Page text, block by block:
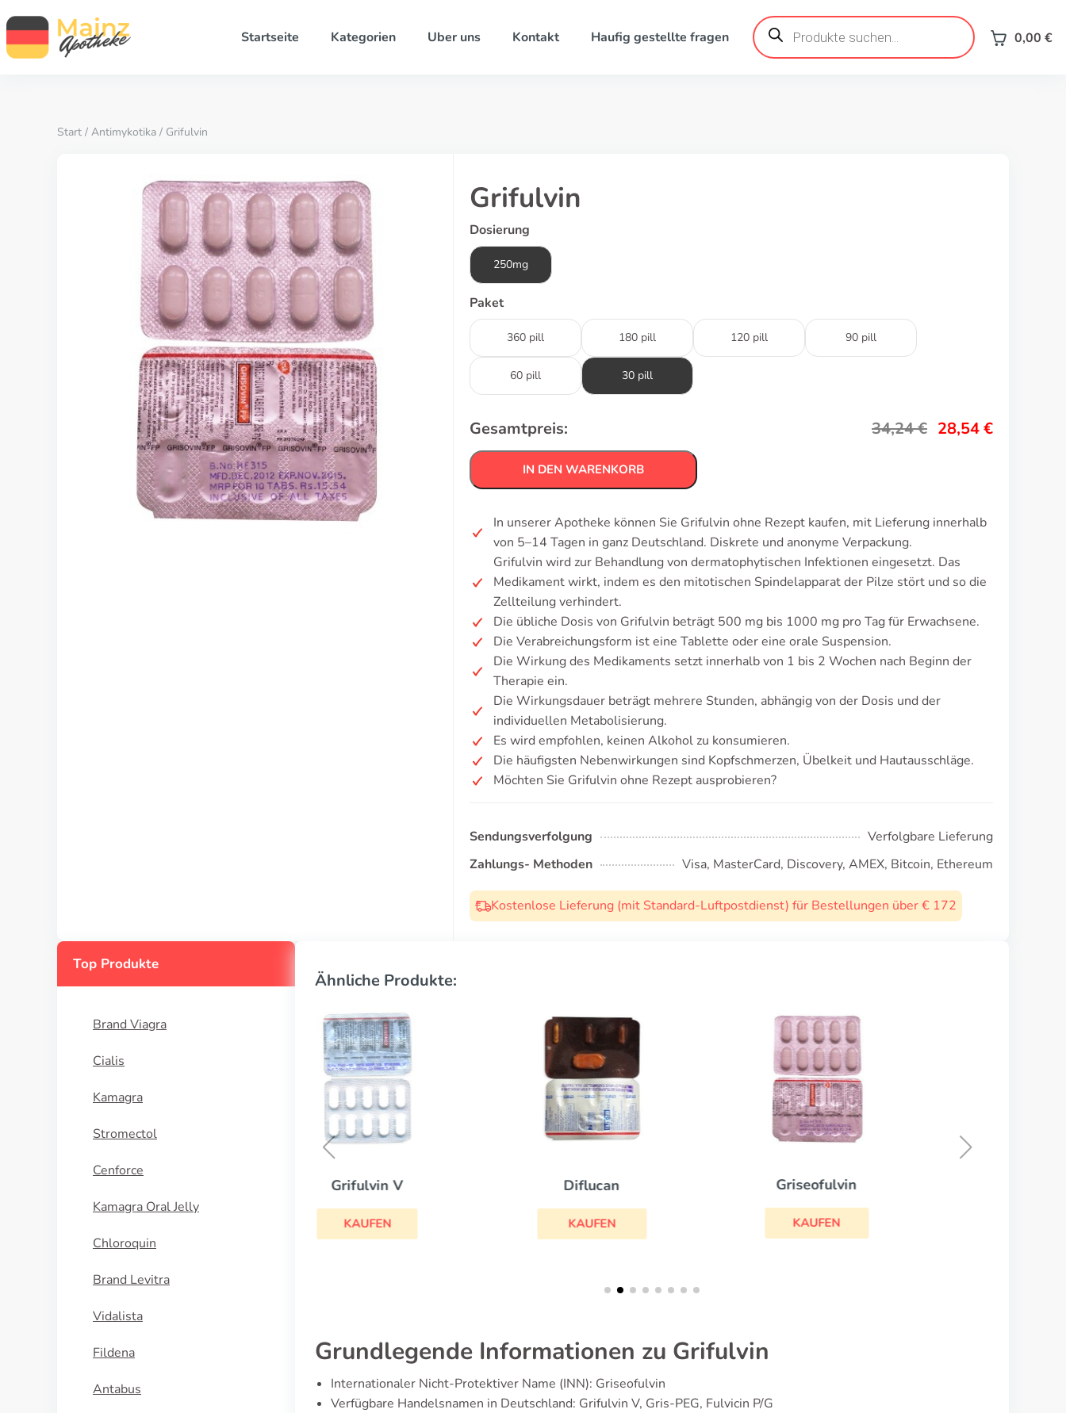
Startseite Kategorien Uber uns Kontakt Haufig gestellte fragen
Products
search 0,00 €
Start / Antimykotika / Grifulvin
Grifulvin
Dosierung
250mg
Paket
360 pill 180 pill 120 pill 90 pill
60 pill 30 pill
Gesamtpreis: 34,24€ 28,54€
IN DEN WARENKORB
In unserer Apotheke können Sie Grifulvin ohne Rezept kaufen, mit Lieferung innerhalb
von 5–14 Tagen in ganz Deutschland. Diskrete und anonyme Verpackung.
Grifulvin wird zur Behandlung von dermatophytischen Infektionen eingesetzt. Das
Medikament wirkt, indem es den mitotischen Spindelapparat der Pilze stört und so die
Zellteilung verhindert.
Die übliche Dosis von Grifulvin beträgt 500 mg bis 1000 mg pro Tag für Erwachsene.
Die Verabreichungsform ist eine Tablette oder eine orale Suspension.
Die Wirkung des Medikaments setzt innerhalb von 1 bis 2 Wochen nach Beginn der
Therapie ein.
Die Wirkungsdauer beträgt mehrere Stunden, abhängig von der Dosis und der
individuellen Metabolisierung.
Es wird empfohlen, keinen Alkohol zu konsumieren.
Die häufigsten Nebenwirkungen sind Kopfschmerzen, Übelkeit und Hautausschläge.
Möchten Sie Grifulvin ohne Rezept ausprobieren?
Sendungsverfolgung
Verfolgbare Lieferung
Zahlungs- Methoden
Visa, MasterCard, Discovery, AMEX, Bitcoin, Ethereum
Kostenlose Lieferung (mit Standard-Luftpostdienst) für Bestellungen über € 172
Top Produkte
Brand Viagra
Cialis
Kamagra
Stromectol
Cenforce
Kamagra Oral Jelly
Chloroquin
Brand Levitra
Vidalista
Fildena
Antabus
Ähnliche Produkte:
Diflucan Griseofulvin
Clotrimazol
Grundlegende Informationen zu Grifulvin
Internationaler Nicht-Protektiver Name (INN): Griseofulvin
Verfügbare Handelsnamen in Deutschland: Grifulvin V, Gris-PEG, Fulvicin P/G